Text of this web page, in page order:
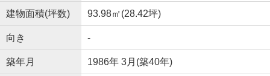
建物面積(坪数) 93.98㎡(28.42坪)
向き -
築年月 1986年 3月(築40年)